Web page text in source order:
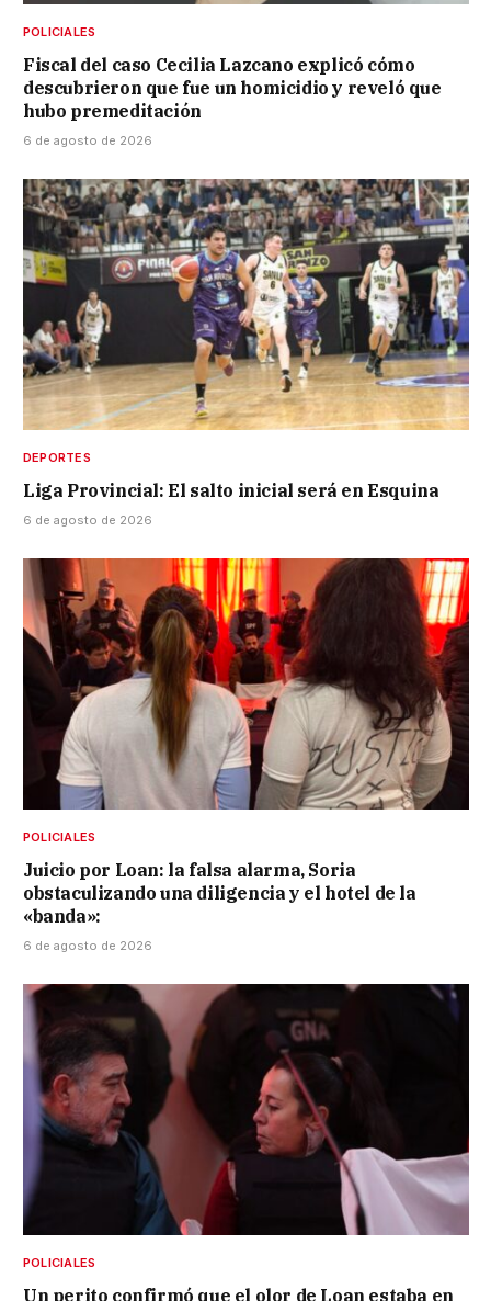
POLICIALES
Fiscal del caso Cecilia Lazcano explicó cómo
descubrieron que fue un homicidio y reveló que
hubo premeditación
6 de agosto de 2026
DEPORTES
Liga Provincial: El salto inicial será en Esquina
6 de agosto de 2026
POLICIALES
Juicio por Loan: la falsa alarma, Soria
obstaculizando una diligencia y el hotel de la
«banda»:
6 de agosto de 2026
POLICIALES
Un perito confirmó que el olor de Loan estaba en